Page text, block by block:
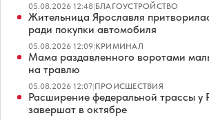
05.08.2026 12:48|БЛАГОУСТРОЙСТВО
Жительница Ярославля
ради покупки автомобиля
05.08.2026 12:09|КРИМИНАЛ
Мама раздавленного воротами
на травлю
05.08.2026 12:07|ПРОИСШЕСТВИЯ
Расширение федеральной трассы у
завершат в октябре